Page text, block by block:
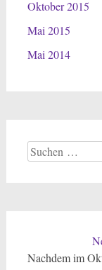
Oktober 2015
Mai 2015
Mai 2014
Suchen
nach:
Nachdem im